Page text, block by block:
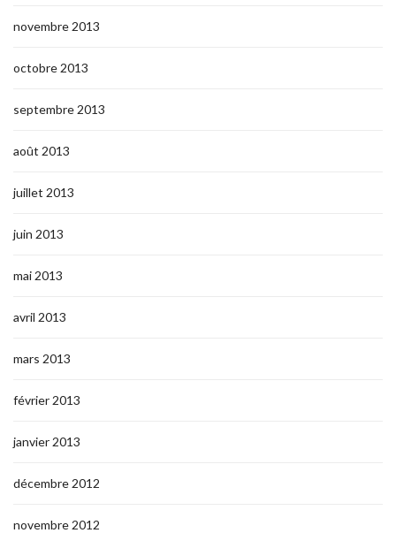
novembre 2013
octobre 2013
septembre 2013
août 2013
juillet 2013
juin 2013
mai 2013
avril 2013
mars 2013
février 2013
janvier 2013
décembre 2012
novembre 2012